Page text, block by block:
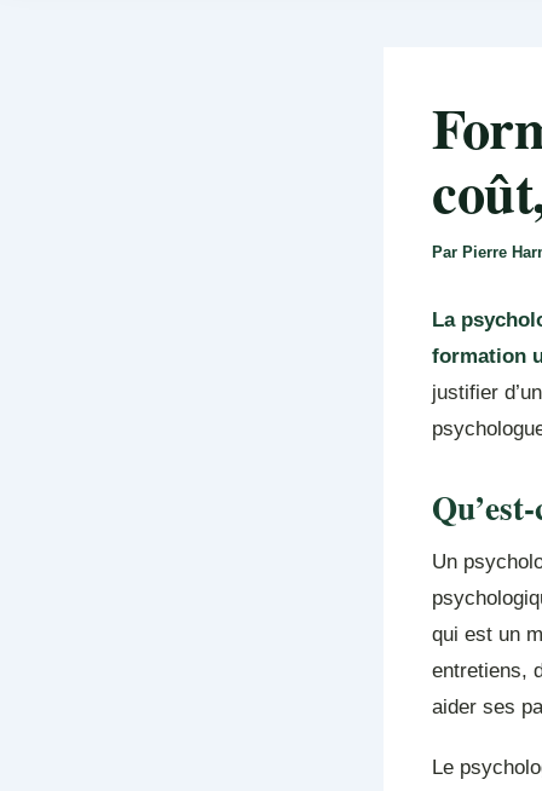
Par Pierre
La
formation
justifier
Un
qui est un
entretiens,
aider ses
Le